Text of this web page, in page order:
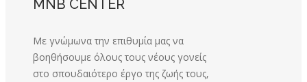
MNB CENTER
Με γνώμωνα την επιθυμία μας να
βοηθήσουμε όλους τους νέους γονείς
στο σπουδαιότερο έργο της ζωής τους,